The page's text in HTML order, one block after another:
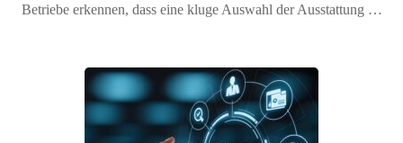
Betriebe erkennen, dass eine kluge Auswahl der Ausstattung …